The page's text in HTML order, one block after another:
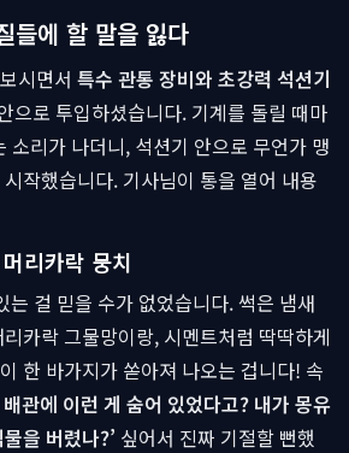
들에 할 말을 잃다
시면서 특수 관통 장비와 초강력 석션기
으로 투입하셨습니다. 기계를 돌릴 때마
소리가 나더니, 석션기 안으로 무언가 맹
작했습니다. 기사님이 통을 열어 내용
리카락 뭉치
걸 믿을 수가 없었습니다. 썩은 냄새
카락 그물망이랑, 시멘트처럼 딱딱하게
한 바가지가 쏟아져 나오는 겁니다! 속
관에 이런 게 숨어 있었다고? 내가 몽유
을 버렸나?’ 싶어서 진짜 기절할 뻔했